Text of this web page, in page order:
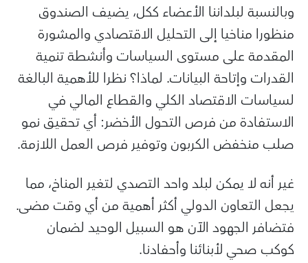
وبالنسبة لبلداننا الأعضاء ككل، يضيف الصندوق
منظورا مناخيا إلى التحليل الاقتصادي والمشورة
المقدمة على مستوى السياسات وأنشطة تنمية
القدرات وإتاحة البيانات. لماذا؟ نظرا للأهمية البالغة
لسياسات الاقتصاد الكلي والقطاع المالي في
الاستفادة من فرص التحول الأخضر: أي تحقيق نمو
صلب منخفض الكربون وتوفير فرص العمل اللازمة.
غير أنه لا يمكن لبلد واحد التصدي لتغير المناخ، مما
يجعل التعاون الدولي أكثر أهمية من أي وقت مضى.
فتضافر الجهود الآن هو السبيل الوحيد لضمان
كوكب صحي لأبنائنا وأحفادنا.